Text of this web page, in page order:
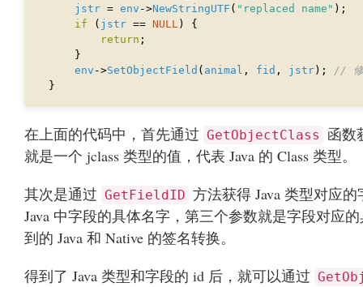
jstr = env ->NewStringUTF ( "replaced name"
if ( jstr == NULL
return
env ->SetObjectField ( animal , fid , jstr);
在上面的代码中，首先通过 GetObjectClass
函数
就是一个 jclass 类型的值，代表 Java 的 Class 类型。
其次是通过 GetFieldID 方法获得 Java 类型对应
Java 中字段的具体名字，第三个参数就是字段对应
到的 Java 和 Native 的签名转换。
得到了 Java 类型和字段的 id 后，就可以通过